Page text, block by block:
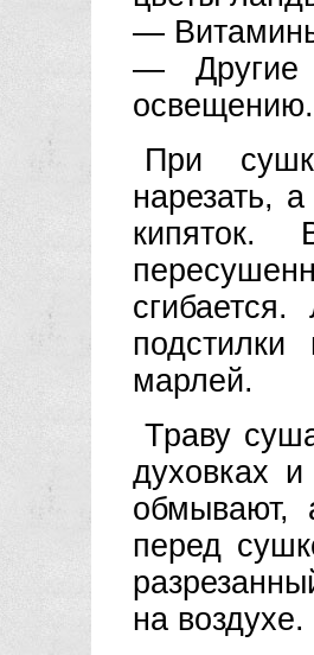
—
— Другие
освещению.
При
нарезать,
кипяток.
марлей.
Траву
духовках
обмывают,
перед
на